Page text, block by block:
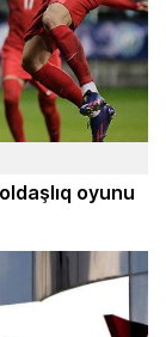
oyunu